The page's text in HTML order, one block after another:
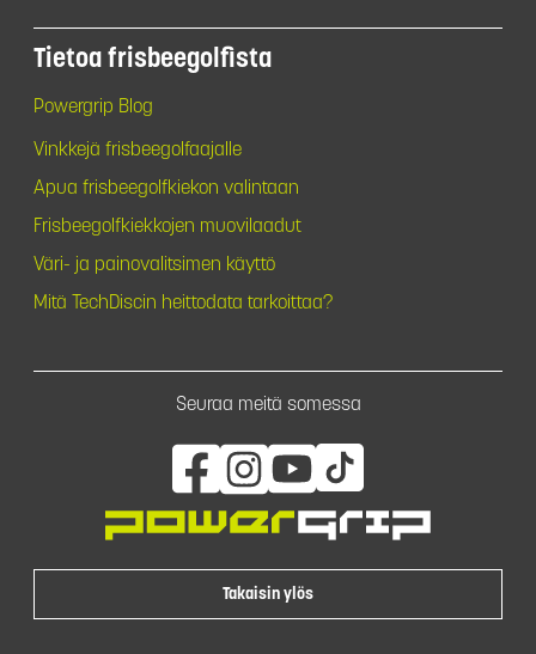
Tietoa frisbeegolfista
Powergrip Blog
Vinkkejä frisbeegolfaajalle
Apua frisbeegolfkiekon valintaan
Frisbeegolfkiekkojen muovilaadut
Väri- ja painovalitsimen käyttö
Mitä TechDiscin heittodata tarkoittaa?
Seuraa meitä somessa
Takaisin ylös